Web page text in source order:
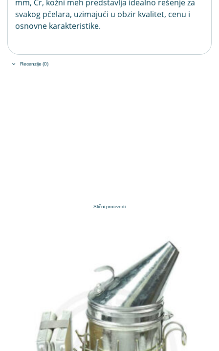
mm, Cr, kožni meh predstavlja idealno rešenje za
svakog pčelara, uzimajući u obzir kvalitet, cenu i
osnovne karakteristike.
Recenzije (0)
Slični proizvodi